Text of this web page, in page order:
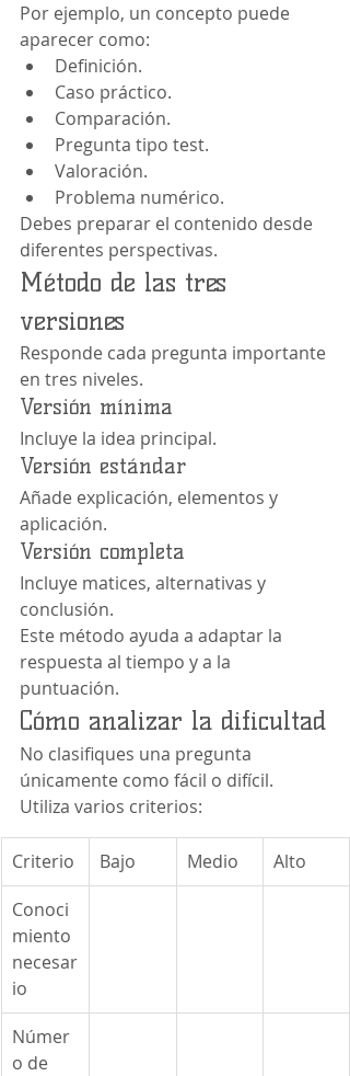
Por ejemplo, un concepto puede
aparecer como:
Definición.
Caso práctico.
Comparación.
Pregunta tipo test.
Valoración.
Problema numérico.
Debes preparar el contenido desde
diferentes perspectivas.
Método de las tres
versiones
Responde cada pregunta importante
en tres niveles.
Versión mínima
Incluye la idea principal.
Versión estándar
Añade explicación, elementos y
aplicación.
Versión completa
Incluye matices, alternativas y
conclusión.
Este método ayuda a adaptar la
respuesta al tiempo y a la
puntuación.
Cómo analizar la dificultad
No clasifiques una pregunta
únicamente como fácil o difícil.
Utiliza varios criterios:
Criterio Bajo Medio
Alto
Conoci
miento
necesar
io
Númer
o de